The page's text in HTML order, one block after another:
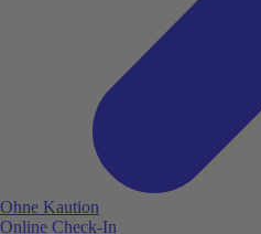
Ohne Kaution
Online Check-In